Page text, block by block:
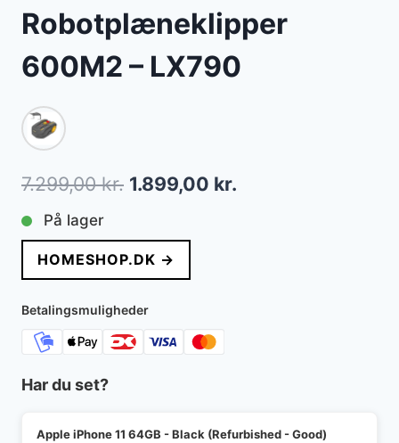
Robotplæneklipper
600M2 – LX790
7.299,00kr. Den
pris
var:
7.299,00 kr..
1.899,00 kr.
På lager
HOMESHOP.DK →
Betalingsmuligheder
Har du set?
Apple iPhone 11 64GB - Black (Refurbished - Good)